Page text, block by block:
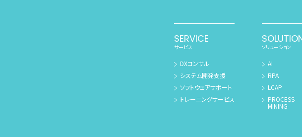
SERVICE
サービス
DXコンサル
システム開発支援
ソフトウェアサポート
トレーニングサービス
ソリューション
AI
RPA
LCAP
PROCESS
MINING